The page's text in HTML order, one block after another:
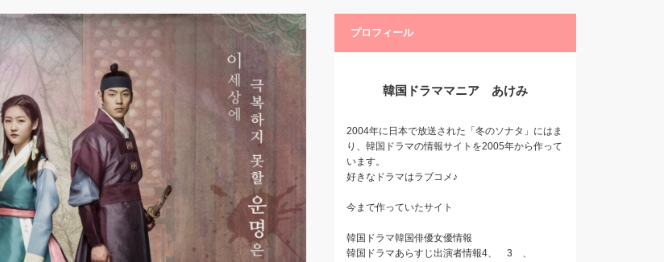
プロフィール
韓国ドラママニア あけみ
2004年に日本で放送された「冬のソナタ」にはま
り、韓国ドラマの情報サイトを2005年から作って
います。
好きなドラマはラブコメ♪
今まで作っていたサイト
韓国ドラマ韓国俳優女優情報
韓国ドラマあらすじ出演者情報4、 3
、